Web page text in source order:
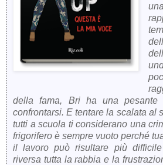
della fama, Bri ha una pesante
confrontarsi. E tentare la scalata al
tutti a scuola ti considerano una
frigorifero è sempre vuoto perché
il lavoro può risultare più
riversa tutta la rabbia e la